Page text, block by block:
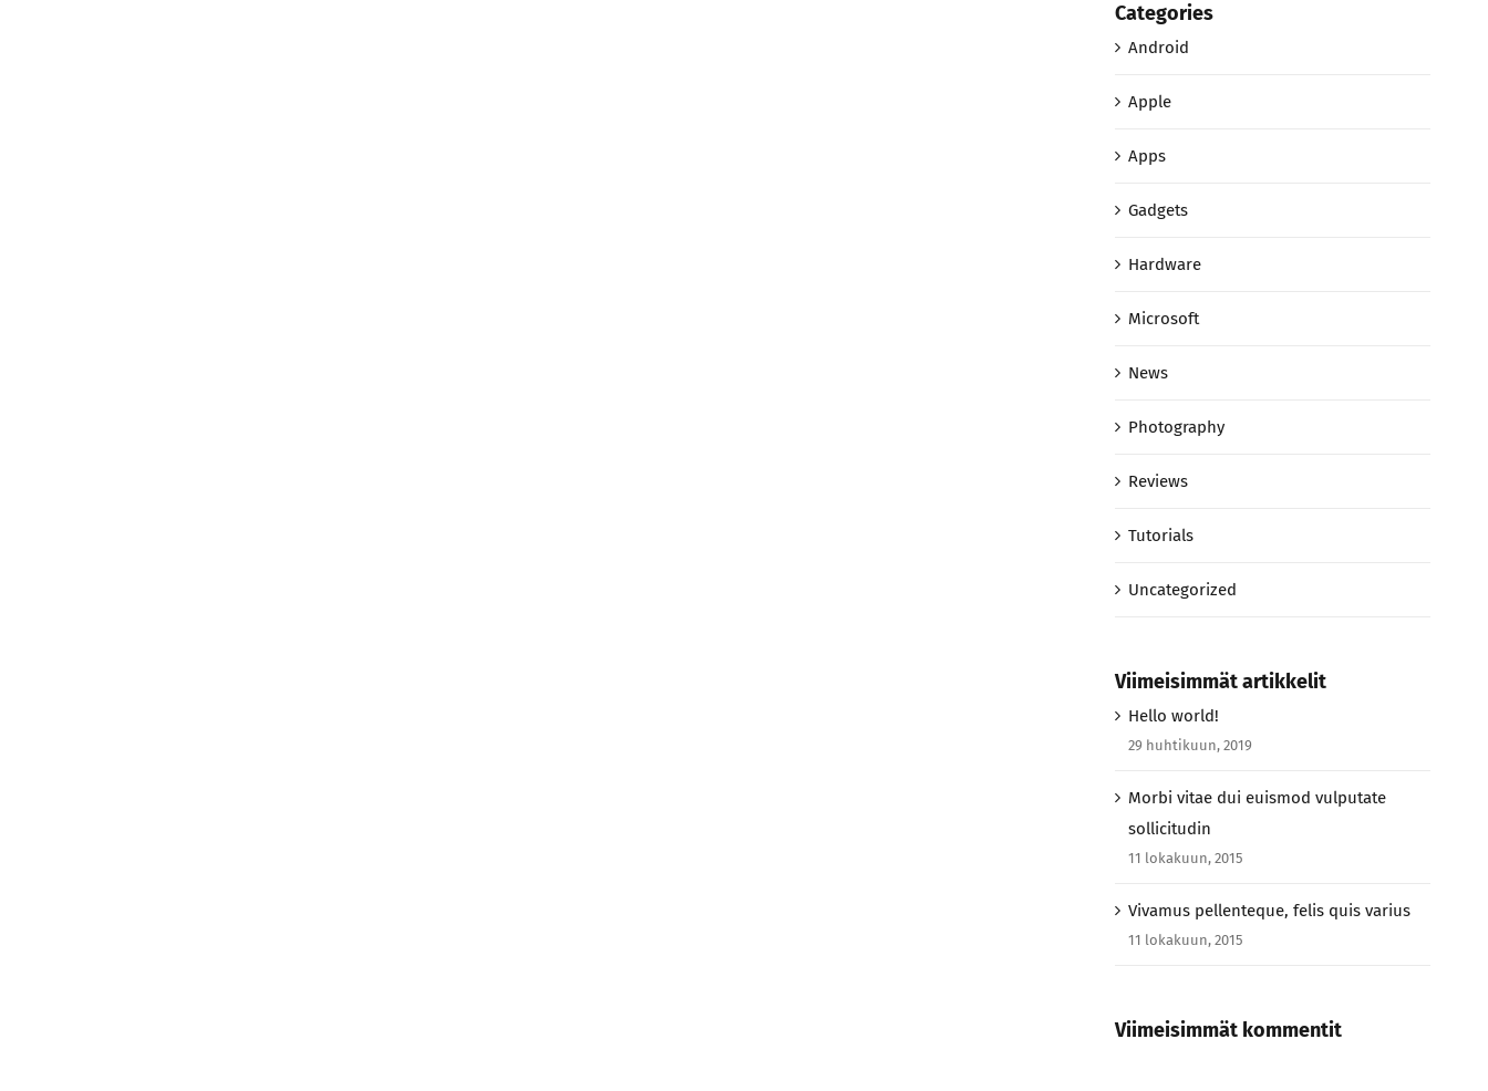
Categories
Android
Apple
Apps
Gadgets
Hardware
Microsoft
News
Photography
Reviews
Tutorials
Uncategorized
Viimeisimmät artikkelit
Hello world!
29 huhtikuun, 2019
Morbi vitae dui euismod vulputate
sollicitudin
11 lokakuun, 2015
Vivamus pellenteque, felis quis varius
11 lokakuun, 2015
Viimeisimmät kommentit